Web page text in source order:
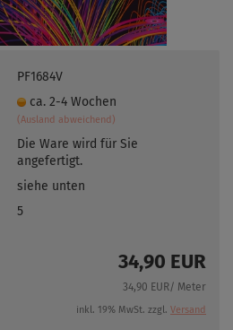
PF1684V
ca. 2-4 Wochen
(Ausland abweichend)
Die Ware wird für Sie
angefertigt.
siehe unten
5
34,90 EUR
34,90 EUR/ Meter
inkl. 19% MwSt. zzgl. Versand